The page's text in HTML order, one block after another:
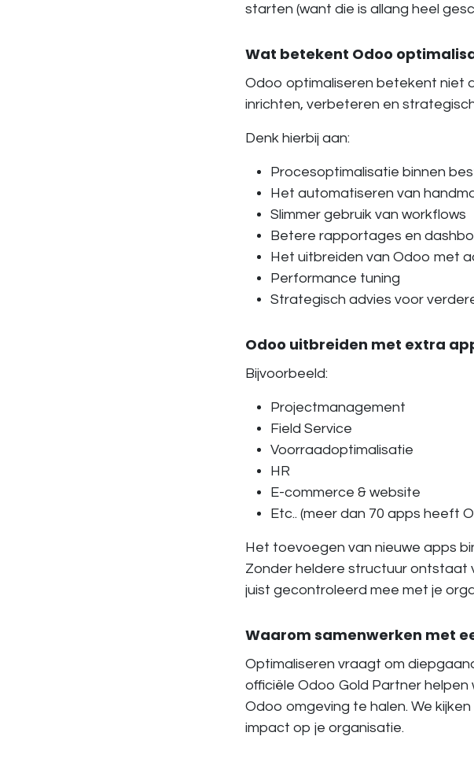
starten (want die is allang heel
Wat betekent Odoo
Odoo optimaliseren betekent niet
inrichten, verbeteren en
Denk hierbij aan:
Procesoptimalisatie binnen
Het automatiseren van
Slimmer gebruik van workflows
Betere rapportages en
Het uitbreiden van Odoo met
Performance tuning
Strategisch advies voor
Odoo uitbreiden met extra
Bijvoorbeeld:
Projectmanagement
Field Service
Voorraadoptimalisatie
HR
E-commerce & website
Etc.. (meer dan 70 apps heeft
Het toevoegen van nieuwe apps
Zonder heldere structuur ontstaat
juist gecontroleerd mee met je
Waarom samenwerken met
Optimaliseren vraagt om
officiële Odoo Gold Partner helpen
Odoo omgeving te halen. We
impact op je organisatie.